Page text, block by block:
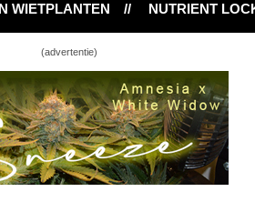
HONGERIGE
(advertentie)
de 20 weckpotten vol!
de volgende ronde…